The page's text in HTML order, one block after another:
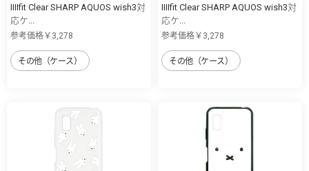
IIIIfit Clear SHARP AQUOS wish3対
応ケ...
参考価格￥3,278
その他（ケース）
IIIIfit Clear SHARP AQUOS wish3対
応ケ...
参考価格￥3,278
その他（ケース）